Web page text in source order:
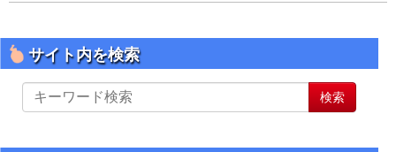
サイト内を検索
サ
イ
検索